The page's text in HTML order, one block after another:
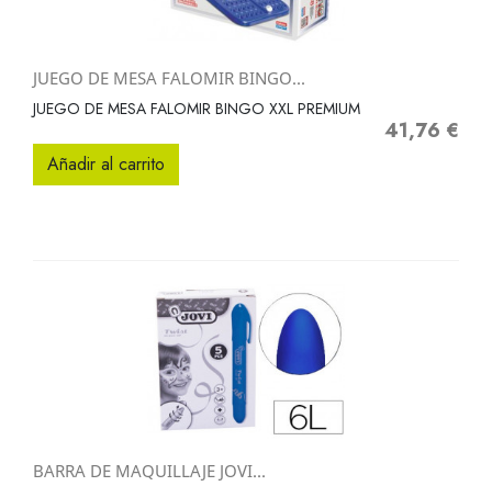
JUEGO DE MESA FALOMIR BINGO...
JUEGO DE MESA FALOMIR BINGO XXL PREMIUM
Precio
41,76 €
Añadir al carrito
BARRA DE MAQUILLAJE JOVI...